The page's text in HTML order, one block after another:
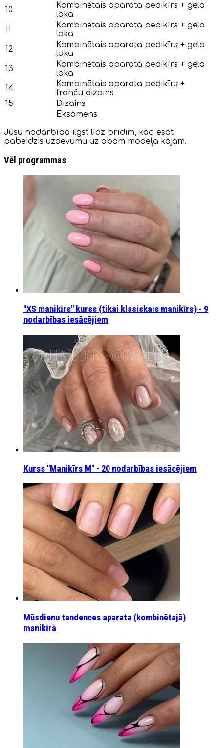
10
Kombinētais aparata pedikīrs + gela
laka
11
Kombinētais aparata pedikīrs + gela
laka
12
Kombinētais aparata pedikīrs + gela
laka
13
Kombinētais aparata pedikīrs + gela
laka
14
Kombinētais aparata pedikīrs +
franču dizains
15
Dizains
Eksāmens
Jūsu nodarbība ilgst līdz brīdim, kad esat
pabeidzis uzdevumu uz abām modeļa kājām.
Vēl programmas
"XS manikīrs" kurss (tikai klasiskais manikīrs) - 9
nodarbības iesācējiem
Kurss "Manikīrs M" - 20 nodarbības iesācējiem
Mūsdienu tendences aparata (kombinētajā)
manikīrā